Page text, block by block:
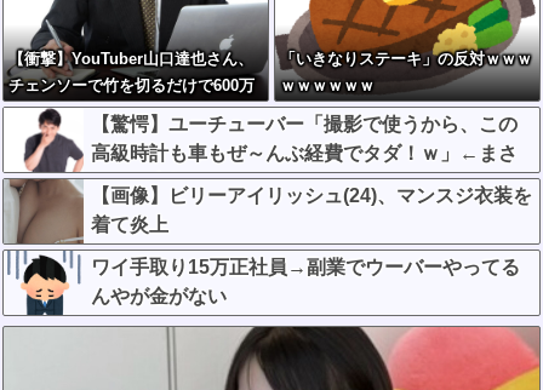
【衝撃】YouTuber山口達也さん、
チェンソーで竹を切るだけで600万
再生を突破してしまう←正直、こう
言うのでいいんだよなw w w w w w
w w
「いきなりステーキ」の反対ｗｗｗ
ｗｗｗｗｗｗ
【驚愕】ユーチューバー「撮影で使うから、この
高級時計も車もぜ～んぶ経費でタダ！ｗ」←まさ
かコレ本気にしてる奴なんておらんよな？よな？w
w w w w w w w w w w
【画像】ビリーアイリッシュ(24)、マンスジ衣装を
着て炎上
ワイ手取り15万正社員→副業でウーバーやってる
んやが金がない